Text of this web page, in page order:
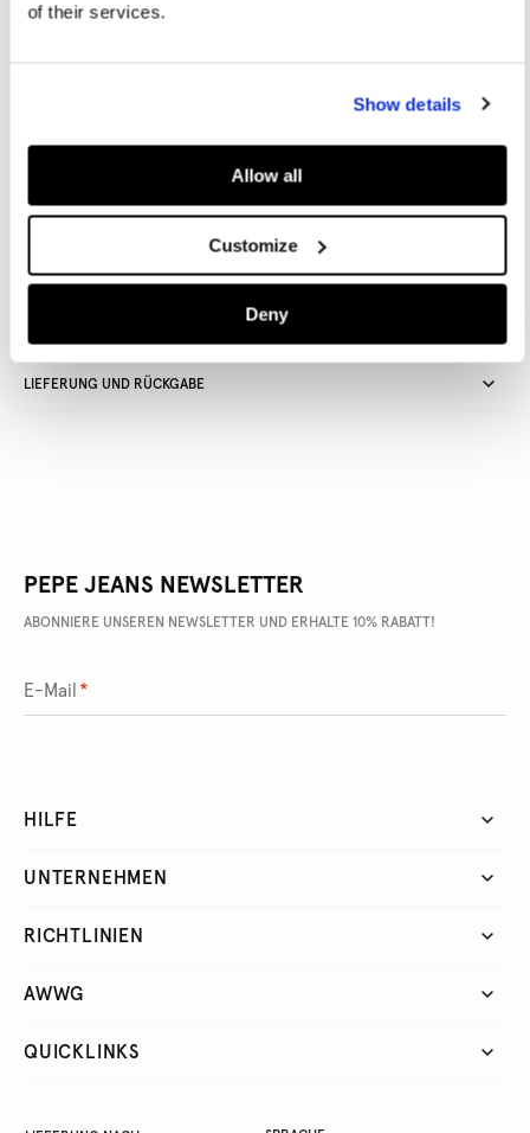
of their services.
Show details
Allow all
Customize
Deny
Werktagen
Rückgabe
LIEFERUNG UND RÜCKGABE
PEPE JEANS NEWSLETTER
ABONNIERE UNSEREN NEWSLETTER UND ERHALTE 10% RABATT!
E-Mail *
HILFE
UNTERNEHMEN
RICHTLINIEN
AWWG
QUICKLINKS